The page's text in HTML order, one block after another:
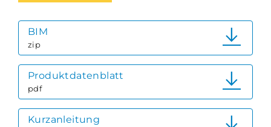
BIM
zip
Produktdatenblatt
pdf
Kurzanleitung